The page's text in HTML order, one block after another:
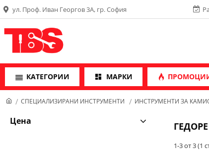
ул. Проф. Иван Георгов 3А, гр. София
КАТЕГОРИИ МАРКИ
СПЕЦИАЛИЗИРАНИ ИНСТРУМЕНТИ ИНСТРУМЕНТИ ЗА
Цена
1-3 от 3 (1